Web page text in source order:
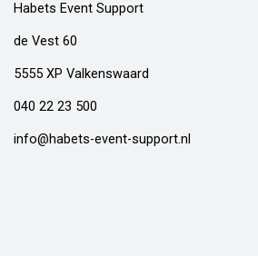
Habets Event Support
de Vest 60
5555 XP Valkenswaard
040 22 23 500
info@habets-event-support.nl